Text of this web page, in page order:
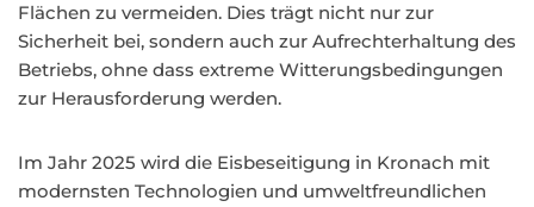
Flächen zu vermeiden. Dies trägt nicht nur zur
Sicherheit bei, sondern auch zur Aufrechterhaltung des
Betriebs, ohne dass extreme Witterungsbedingungen
zur Herausforderung werden.
Im Jahr 2025 wird die Eisbeseitigung in Kronach mit
modernsten Technologien und umweltfreundlichen